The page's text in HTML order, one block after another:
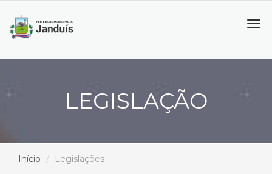
LEGISLAÇÃO
Início Legislações